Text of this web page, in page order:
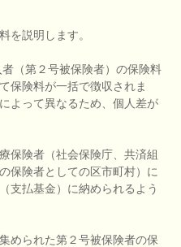
を説明します。
（第２号被保険者）の保険料
保険料が一括で徴収されま
よって異なるため、個人差が
保険者（社会保険庁、共済組
保険者としての区市町村）に
支払基金）に納められるよう
められた第２号被保険者の保